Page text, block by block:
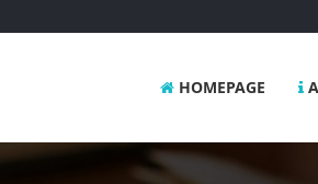
HOMEPAGE